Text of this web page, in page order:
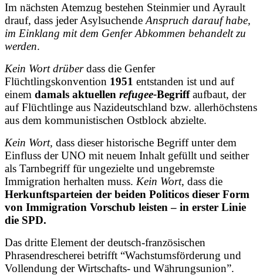
Im nächsten Atemzug bestehen Steinmier und Ayrault
drauf, dass jeder Asylsuchende Anspruch darauf habe,
im Einklang mit dem Genfer Abkommen behandelt zu
werden.
Kein Wort drüberdass die Genfer
Flüchtlingskonvention 1951 entstanden ist und auf
einem damals aktuellen refugee-Begriffaufbaut, der
auf Flüchtlinge aus Nazideutschland bzw. allerhöchstens
aus dem kommunistischen Ostblock abzielte.
Kein Wort, dass dieser historische Begriff unter dem
Einfluss der UNO mit neuem Inhalt gefüllt und seither
als Tarnbegriff für ungezielte und ungebremste
Immigration herhalten muss. Kein Wort, dass die
Herkunftsparteien der beiden Politicos dieser Form
von Immigration Vorschub leisten – in erster Linie
die SPD.
Das dritte Element der deutsch-französischen
Phrasendrescherei betrifft “Wachstumsförderung und
Vollendung der Wirtschafts- und Währungsunion”.